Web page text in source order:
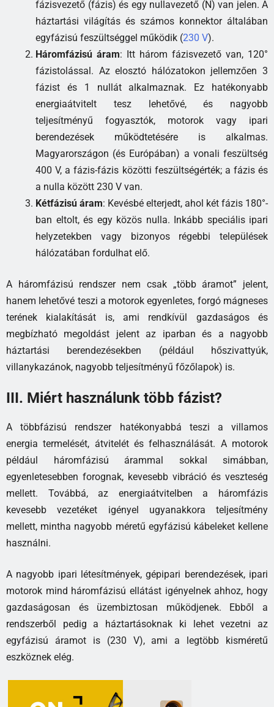
fázisvezető (fázis) és egy nullavezető (N) van jelen. A
háztartási világítás és számos konnektor általában
egyfázisú feszültséggel működik (230 V).
Háromfázisú áram: Itt három fázisvezető van, 120°
fázistolással. Az elosztó hálózatokon jellemzően 3
fázist és 1 nullát alkalmaznak. Ez hatékonyabb
energiaátvitelt tesz lehetővé, és nagyobb
teljesítményű fogyasztók, motorok vagy ipari
berendezések működtetésére is alkalmas.
Magyarországon (és Európában) a vonali feszültség
400 V, a fázis-fázis közötti feszültségérték; a fázis és
a nulla között 230 V van.
Kétfázisú áram: Kevésbé elterjedt, ahol két fázis 180°-
ban eltolt, és egy közös nulla. Inkább speciális ipari
helyzetekben vagy bizonyos régebbi települések
hálózatában fordulhat elő.
A háromfázisú rendszer nem csak „több áramot” jelent,
hanem lehetővé teszi a motorok egyenletes, forgó mágneses
terének kialakítását is, ami rendkívül gazdaságos és
megbízható megoldást jelent az iparban és a nagyobb
háztartási berendezésekben (például hőszivattyúk,
villanykazánok, nagyobb teljesítményű főzőlapok) is.
III. Miért használunk több fázist?
A többfázisú rendszer hatékonyabbá teszi a villamos
energia termelését, átvitelét és felhasználását. A motorok
például háromfázisú árammal sokkal simábban,
egyenletesebben forognak, kevesebb vibráció és veszteség
mellett. Továbbá, az energiaátvitelben a háromfázis
kevesebb vezetéket igényel ugyanakkora teljesítmény
mellett, mintha nagyobb méretű egyfázisú kábeleket kellene
használni.
A nagyobb ipari létesítmények, gépipari berendezések, ipari
motorok mind háromfázisú ellátást igényelnek ahhoz, hogy
gazdaságosan és üzembiztosan működjenek. Ebből a
rendszerből pedig a háztartásoknak ki lehet vezetni az
egyfázisú áramot is (230 V), ami a legtöbb kisméretű
eszköznek elég.